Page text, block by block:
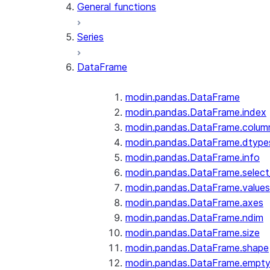
General functions
Series
DataFrame
modin.pandas.DataFrame
modin.pandas.DataFrame.index
modin.pandas.DataFrame.info
modin.pandas.DataFrame.values
modin.pandas.DataFrame.axes
modin.pandas.DataFrame.ndim
modin.pandas.DataFrame.size
modin.pandas.DataFrame.shape
modin.pandas.DataFrame.empty